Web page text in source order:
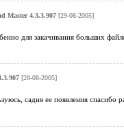
Master 4.3.3.907[29-08-2005]
для закачивания больших
[28-08-2005]
садня ее появления спасибо